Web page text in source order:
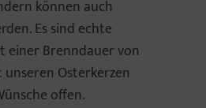
können auch
Es sind echte
einer Brenndauer von
Osterkerzen
offen.